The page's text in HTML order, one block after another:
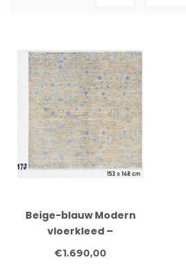
Beige-blauw Modern
vloerkleed –
handgeknoopt wollen
€1.690,00